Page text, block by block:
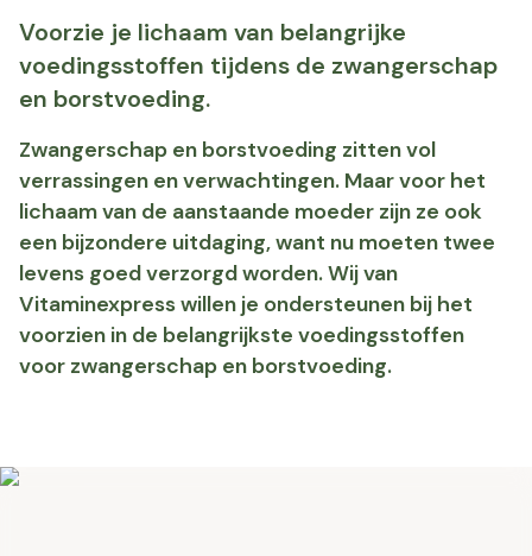
Voorzie je lichaam van belangrijke
voedingsstoffen tijdens de zwangerschap
en borstvoeding.
Zwangerschap en borstvoeding zitten vol
verrassingen en verwachtingen. Maar voor het
lichaam van de aanstaande moeder zijn ze ook
een bijzondere uitdaging, want nu moeten twee
levens goed verzorgd worden. Wij van
Vitaminexpress willen je ondersteunen bij het
voorzien in de belangrijkste voedingsstoffen
voor zwangerschap en borstvoeding.